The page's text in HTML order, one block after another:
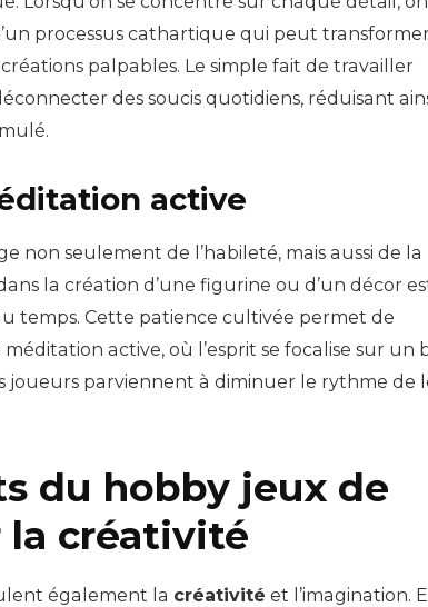
processus cathartique qui peut transformer
palpables. Le simple fait de travailler
des soucis quotidiens, réduisant
active
non seulement de l’habileté, mais aussi de la
la création d’une figurine ou d’un décor
temps. Cette patience cultivée permet de
active, où l’esprit se focalise sur un
joueurs parviennent à diminuer le rythme de
du hobby jeux de
créativité
également la créativité et l’imagination.